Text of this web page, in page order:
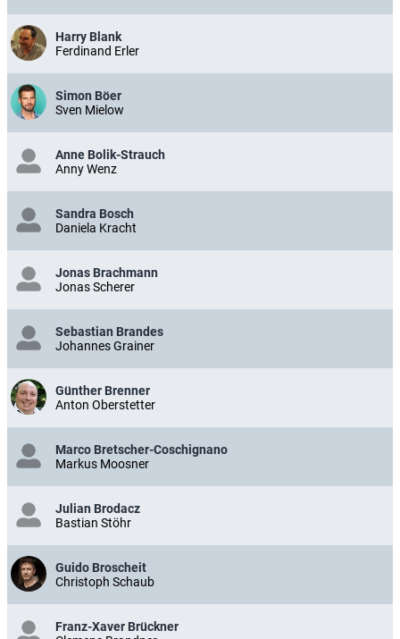
Harry Blank
Ferdinand Erler
Simon Böer
Sven Mielow
Anne Bolik-Strauch
Anny Wenz
Sandra Bosch
Daniela Kracht
Jonas Brachmann
Jonas Scherer
Sebastian Brandes
Johannes Grainer
Günther Brenner
Anton Oberstetter
Marco Bretscher-Coschignano
Markus Moosner
Julian Brodacz
Bastian Stöhr
Guido Broscheit
Christoph Schaub
Franz-Xaver Brückner